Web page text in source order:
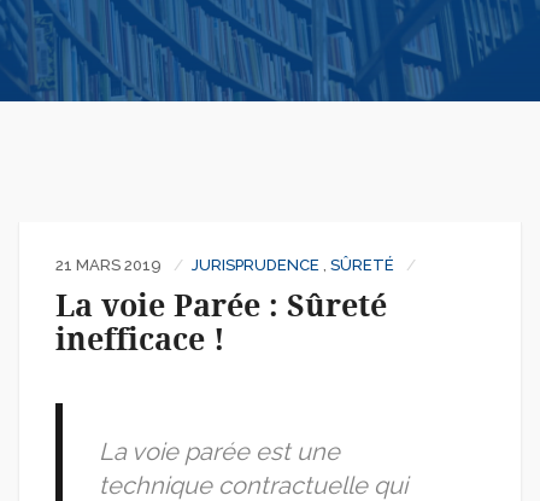
21 MARS 2019 JURISPRUDENCE , SÛRETÉ
La voie Parée : Sûreté
inefficace !
La voie parée est une
technique contractuelle qui